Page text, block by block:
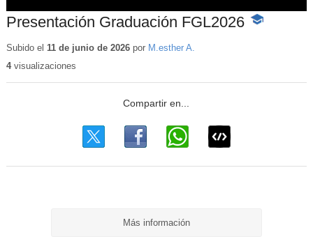
Presentación Graduación FGL2026 -
Subido el 11 de junio de 2026por M.esther A.
4visualizaciones
Más información